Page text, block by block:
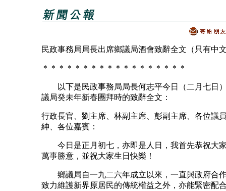
民政事務局局長出席鄉議局酒會致辭全文（只有中
＊＊＊＊＊＊＊＊＊＊＊＊＊＊＊＊＊＊
以下是民政事務局局長何志平今日（二月七日
議局癸未年新春團拜時的致辭全文：
行政長官、劉主席、林副主席、彭副主席、各位議
紳、各位嘉賓：
今日是正月初七，亦即是人日，我首先恭祝大
萬事勝意，並祝大家生日快樂！
鄉議局自一九二六年成立以來，一直與政府合
致力維護新界原居民的傳統權益之外，亦能緊密配